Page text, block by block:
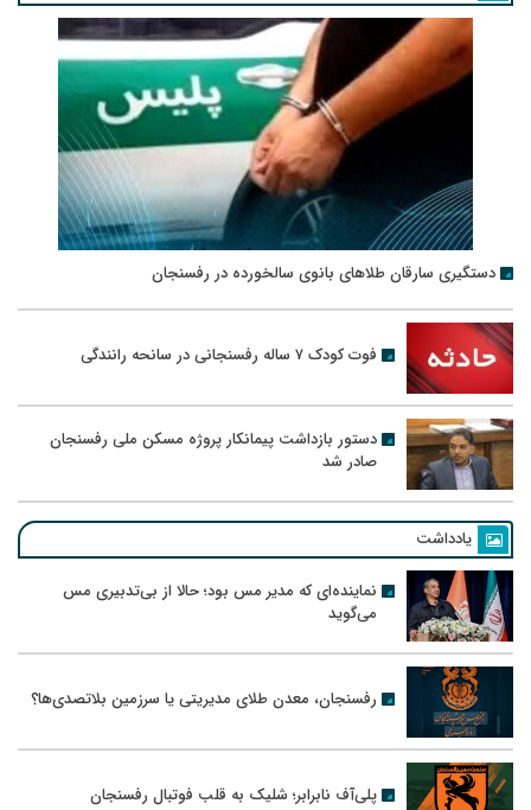
دستگیری سارقان طلاهای بانوی سالخورده در رفسنجان
فوت کودک ۷ ساله رفسنجانی در سانحه رانندگی
دستور بازداشت پیمانکار پروژه مسکن ملی رفسنجان
صادر شد
یادداشت
نماینده‌ای که مدیر مس بود؛ حالا از بی‌تدبیری مس
می‌گوید
رفسنجان، معدن طلای مدیریتی یا سرزمین بلاتصدی‌ها؟
پلی‌آف نابرابر؛ شلیک به قلب فوتبال رفسنجان